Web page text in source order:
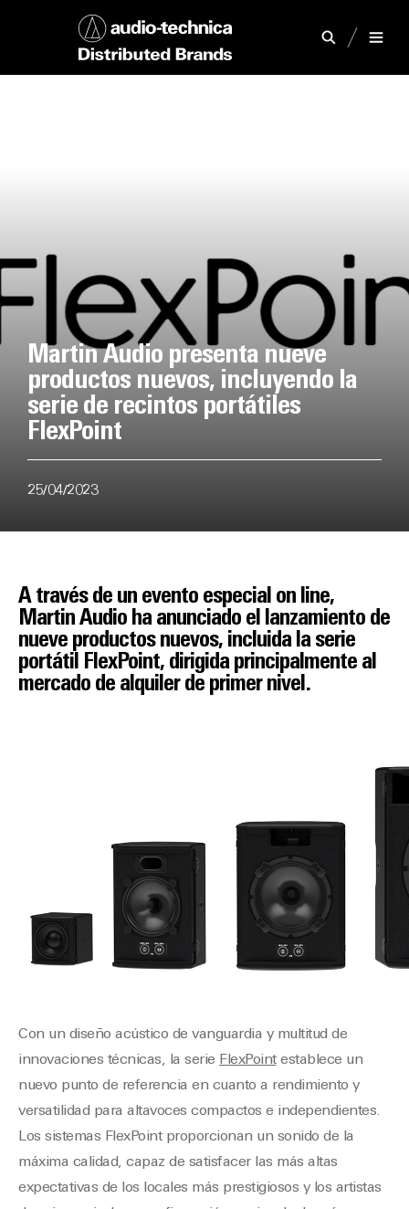
Martin Audio presenta nueve
productos nuevos, incluyendo la
serie de recintos portátiles
FlexPoint
25/04/2023
A través de un evento especial on line,
Martin Audio ha anunciado el lanzamiento de
nueve productos nuevos, incluida la serie
portátil FlexPoint, dirigida principalmente al
mercado de alquiler de primer nivel.
Con un diseño acústico de vanguardia y multitud de
innovaciones técnicas, la serie FlexPointestablece un
nuevo punto de referencia en cuanto a rendimiento y
versatilidad para altavoces compactos e independientes.
Los sistemas FlexPoint proporcionan un sonido de la
máxima calidad, capaz de satisfacer las más altas
expectativas de los locales más prestigiosos y los artistas